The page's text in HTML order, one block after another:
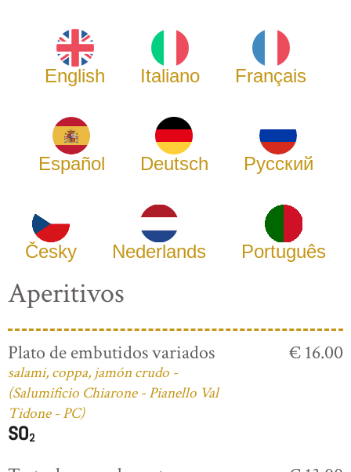
English Italiano Français
Español Deutsch Русский
Česky Nederlands Português
Aperitivos
Plato de embutidos variados
salami, coppa, jamón crudo -
(Salumificio Chiarone - Pianello Val
Tidone - PC)
€ 16.00